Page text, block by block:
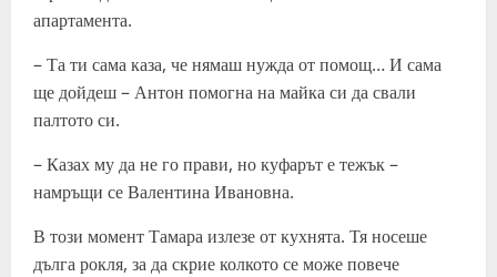
апартамента.
– Та ти сама каза, че нямаш нужда от помощ… И сама
ще дойдеш – Антон помогна на майка си да свали
палтото си.
– Казах му да не го прави, но куфарът е тежък –
намръщи се Валентина Ивановна.
В този момент Тамара излезе от кухнята. Тя носеше
дълга рокля, за да скрие колкото се може повече